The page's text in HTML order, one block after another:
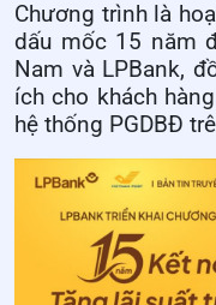
Chương trình là
dấu mốc 15 năm
Nam và LPBank,
ích cho khách
hệ thống PGDBĐ